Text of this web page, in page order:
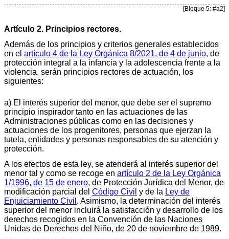
[Bloque 5: #a2]
Artículo 2. Principios rectores.
Además de los principios y criterios generales establecidos
en el artículo 4 de la Ley Orgánica 8/2021, de 4 de junio, de
protección integral a la infancia y la adolescencia frente a la
violencia, serán principios rectores de actuación, los
siguientes:
a) El interés superior del menor, que debe ser el supremo
principio inspirador tanto en las actuaciones de las
Administraciones públicas como en las decisiones y
actuaciones de los progenitores, personas que ejerzan la
tutela, entidades y personas responsables de su atención y
protección.
A los efectos de esta ley, se atenderá al interés superior del
menor tal y como se recoge en artículo 2 de la Ley Orgánica
1/1996, de 15 de enero, de Protección Jurídica del Menor, de
modificación parcial del Código Civil y de la Ley de
Enjuiciamiento Civil . Asimismo, la determinación del interés
superior del menor incluirá la satisfacción y desarrollo de los
derechos recogidos en la Convención de las Naciones
Unidas de Derechos del Niño, de 20 de noviembre de 1989.